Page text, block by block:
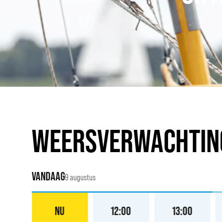
VANDAAG9 augustus
NU 12:00 13:00